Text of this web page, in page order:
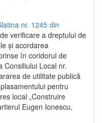
nr. 1245 din
verificare a dreptului de
și acordarea
în coridorul de
Consiliului Local nr.
de utilitate publică
pentru
local „Construire
Eugen Ionescu,